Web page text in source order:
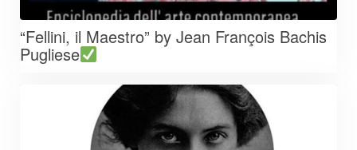
“Fellini, il Maestro” by Jean François Bachis
Pugliese